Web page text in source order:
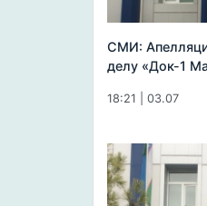
СМИ:
делу «Док-1
18:21 | 03.07